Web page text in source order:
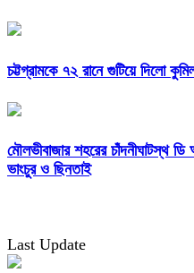
চট্টগ্রামকে ৭২ রানে গুটিয়ে দিলো
মৌলভীবাজার শহরের চাঁদনীঘাটস্থ ডি
ভাংচুর ও ছিনতাই
Last Update